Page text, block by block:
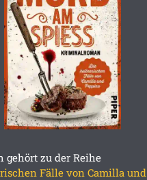
gehört zu der Reihe
Fälle von Camilla und